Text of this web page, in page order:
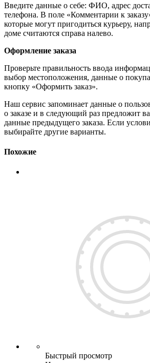
Введите данные о себе: ФИО, адрес
телефона. В поле «Комментарии к
которые могут пригодиться курьеру,
доме считаются справа налево.
Оформление заказа
Проверьте правильность ввода
выбор местоположения, данные о
кнопку «Оформить заказ».
Наш сервис запоминает данные о
о заказе и в следующий раз предложит
данные предыдущего заказа. Если
выбирайте другие варианты.
Похожие
Быстрый просмотр